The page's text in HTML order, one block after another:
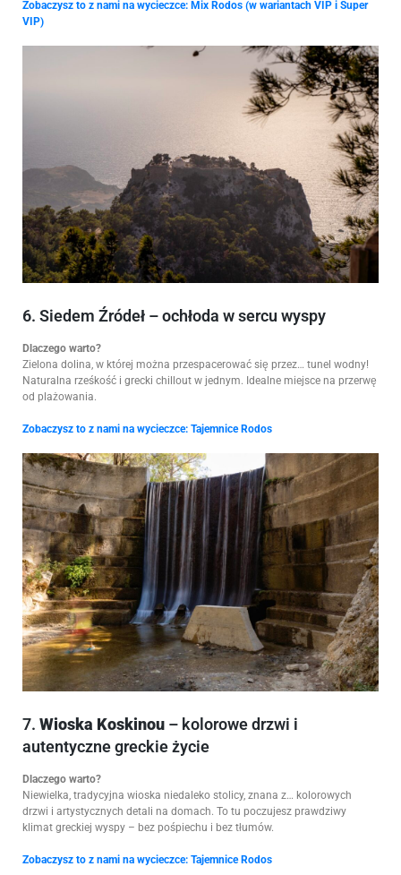
Zobaczysz to z nami na wycieczce: Mix Rodos (w wariantach VIP i Super
VIP)
6. Siedem Źródeł – ochłoda w sercu wyspy
Dlaczego warto?
Zielona dolina, w której można przespacerować się przez… tunel wodny!
Naturalna rześkość i grecki chillout w jednym. Idealne miejsce na przerwę
od plażowania.
Zobaczysz to z nami na wycieczce: Tajemnice Rodos
7. Wioska Koskinou – kolorowe drzwi i
autentyczne greckie życie
Dlaczego warto?
Niewielka, tradycyjna wioska niedaleko stolicy, znana z… kolorowych
drzwi i artystycznych detali na domach. To tu poczujesz prawdziwy
klimat greckiej wyspy – bez pośpiechu i bez tłumów.
Zobaczysz to z nami na wycieczce: Tajemnice Rodos